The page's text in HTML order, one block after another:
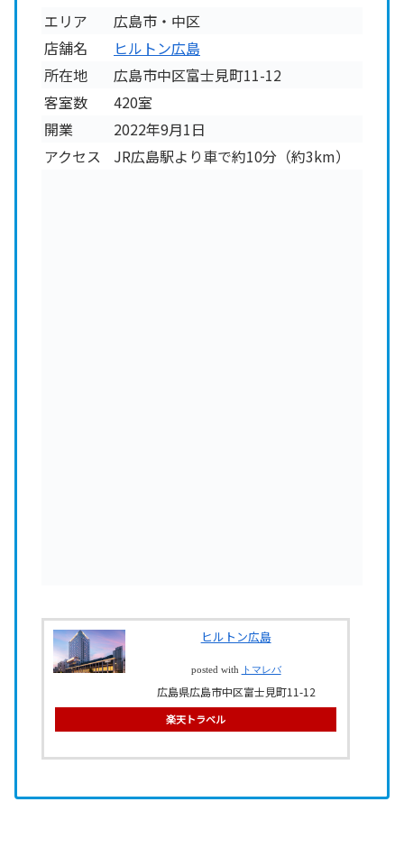
エリア
広島市・中区
店舗名
ヒルトン広島
所在地
広島市中区富士見町11-12
客室数
420室
開業
2022年9月1日
アクセス
JR広島駅より車で約10分（約3km）
ヒルトン広島
posted with トマレバ
広島県広島市中区富士見町11-12
楽天トラベル